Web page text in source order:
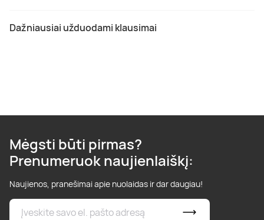
Dažniausiai užduodami klausimai
Mėgsti būti pirmas?
Prenumeruok naujienlaiškį:
Naujienos, pranešimai apie nuolaidas ir dar daugiau!